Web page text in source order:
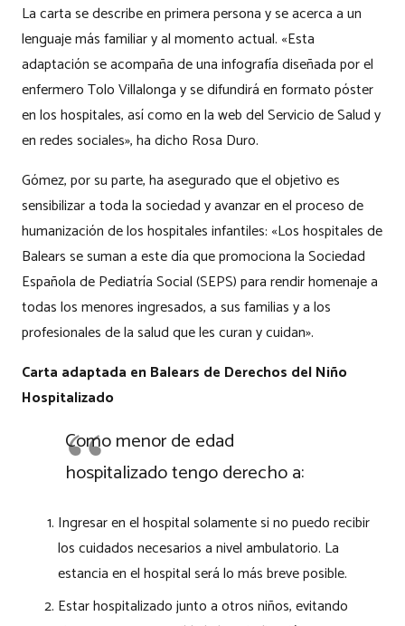
La carta se describe en primera persona y se acerca a un
lenguaje más familiar y al momento actual. «Esta
adaptación se acompaña de una infografía diseñada por el
enfermero Tolo Villalonga y se difundirá en formato póster
en los hospitales, así como en la web del Servicio de Salud y
en redes sociales», ha dicho Rosa Duro.
Gómez, por su parte, ha asegurado que el objetivo es
sensibilizar a toda la sociedad y avanzar en el proceso de
humanización de los hospitales infantiles: «Los hospitales de
Balears se suman a este día que promociona la Sociedad
Española de Pediatría Social (SEPS) para rendir homenaje a
todas los menores ingresados, a sus familias y a los
profesionales de la salud que les curan y cuidan».
Carta adaptada en Balears de Derechos del Niño
Hospitalizado
Como menor de edad
hospitalizado tengo derecho a:
Ingresar en el hospital solamente si no puedo recibir
los cuidados necesarios a nivel ambulatorio. La
estancia en el hospital será lo más breve posible.
Estar hospitalizado junto a otros niños, evitando